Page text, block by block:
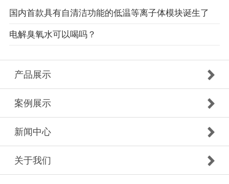
国内首款具有自清洁功能的低温等离子体模块诞生了
电解臭氧水可以喝吗？
产品展示
案例展示
新闻中心
关于我们